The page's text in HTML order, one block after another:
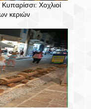
Χοχλιοί
κεριών